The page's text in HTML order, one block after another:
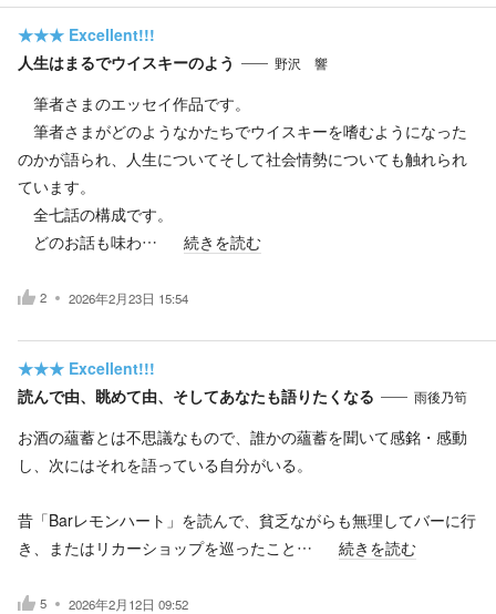
★★★ Excellent!!!
人生はまるでウイスキーのよう
野沢 響
筆者さまのエッセイ作品です。
筆者さまがどのようなかたちでウイスキーを嗜むようになった
のかが語られ、人生についてそして社会情勢についても触れられ
ています。
全七話の構成です。
どのお話も味わ…
続きを読む
2 2026年2月23日 15:54
★★★ Excellent!!!
読んで由、眺めて由、そしてあなたも語りたくなる
雨後乃筍
お酒の蘊蓄とは不思議なもので、誰かの蘊蓄を聞いて感銘・感動
し、次にはそれを語っている自分がいる。
昔「Barレモンハート」を読んで、貧乏ながらも無理してバーに行
き、またはリカーショップを巡ったこと…
続きを読む
5 2026年2月12日 09:52